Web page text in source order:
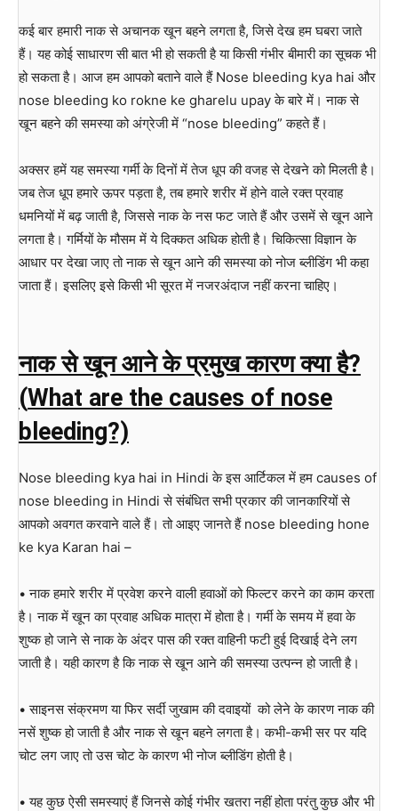
कई बार हमारी नाक से अचानक खून बहने लगता है, जिसे देख हम घबरा जाते
हैं। यह कोई साधारण सी बात भी हो सकती है या किसी गंभीर बीमारी का सूचक भी
हो सकता है। आज हम आपको बताने वाले हैं Nose bleeding kya hai और
nose bleeding ko rokne ke gharelu upay के बारे में। नाक से
खून बहने की समस्‍या को अंग्रेजी में “nose bleeding” कहते हैं।
अक्सर हमें यह समस्या गर्मी के दिनों में तेज धूप की वजह से देखने को मिलती है।
जब तेज धूप हमारे ऊपर पड़ता है, तब हमारे शरीर में होने वाले रक्त प्रवाह
धमनियों में बढ़ जाती है, जिससे नाक के नस फट जाते हैं और उसमें से खून आने
लगता है‌। ग‍र्मियों के मौसम में ये दिक्‍कत अधिक होती है। चिकित्सा विज्ञान के
आधार पर देखा जाए तो नाक से खून आने की समस्या को नोज ब्लीडिंग भी कहा
जाता हैं। इसलिए इसे किसी भी सूरत में नजरअंदाज नहीं करना चाहिए।
नाक से खून आने के प्रमुख कारण क्या है?
(What are the causes of nose
bleeding?)
Nose bleeding kya hai in Hindi के इस आर्टिकल में हम causes of
nose bleeding in Hindi से संबंधित सभी प्रकार की जानकारियों से
आपको अवगत करवाने वाले हैं। तो आइए जानते हैं nose bleeding hone
ke kya Karan hai –
• नाक हमारे शरीर में प्रवेश करने वाली हवाओं को फिल्टर करने का काम करता
है। नाक में खून का प्रवाह अधिक मात्रा में होता है। गर्मी के समय में हवा के
शुष्क हो जाने से नाक के अंदर पास की रक्त वाहिनी फटी हुई दिखाई देने लग
जाती है। यही कारण है कि नाक से खून आने की समस्या उत्पन्न हो जाती है।
• साइनस संक्रमण या फिर सर्दी जुखाम की दवाइयों को लेने के कारण नाक की
नसें शुष्क हो जाती है और नाक से खून बहने लगता है। कभी-कभी सर पर यदि
चोट लग जाए तो उस चोट के कारण भी नोज ब्लीडिंग होती है।
• यह कुछ ऐसी समस्याएं हैं जिनसे कोई गंभीर खतरा नहीं होता परंतु कुछ और भी